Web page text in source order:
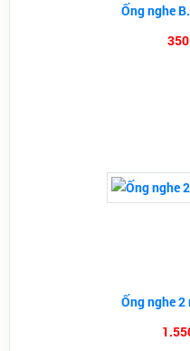
Ống nghe
Ống nghe